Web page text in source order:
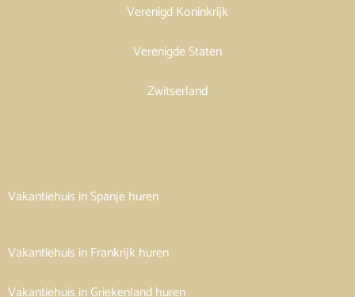
Verenigd Koninkrijk
Verenigde Staten
Zwitserland
Vakantiehuis in Spanje huren
Vakantiehuis in Frankrijk huren
Vakantiehuis in Griekenland huren